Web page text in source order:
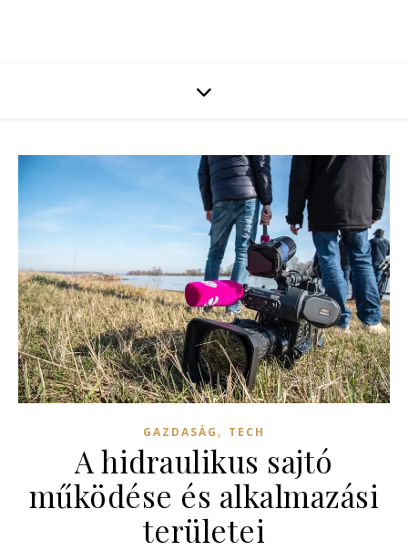
GAZDASÁG , TECH
A hidraulikus sajtó
működése és alkalmazási
területei